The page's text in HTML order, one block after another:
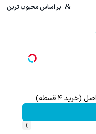
بر اساس محبوب ترین
۴ قسطه)
›